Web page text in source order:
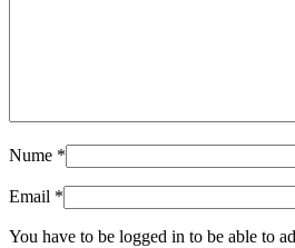
Nume *
Email *
You have to be logged in to be able to